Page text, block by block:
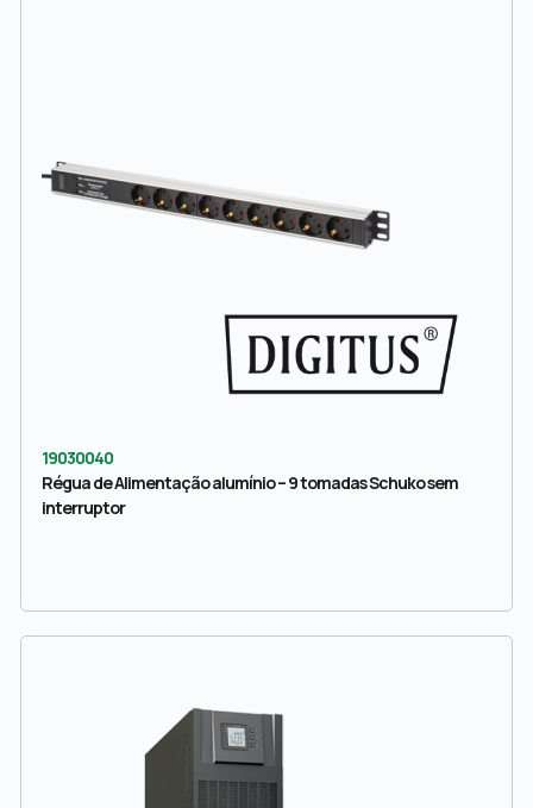
19030040
Régua de Alimentação alumínio – 9 tomadas Schuko sem
interruptor